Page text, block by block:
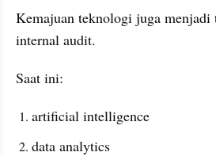
Kemajuan teknologi juga menjadi
internal audit.
Saat ini:
artificial intelligence
data analytics